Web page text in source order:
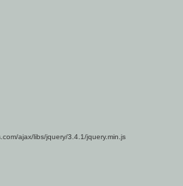
ajax/libs/jquery/3.4.1/jquery.min.js